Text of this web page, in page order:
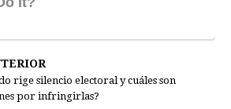
rige silencio electoral y cuáles son
por infringirlas?